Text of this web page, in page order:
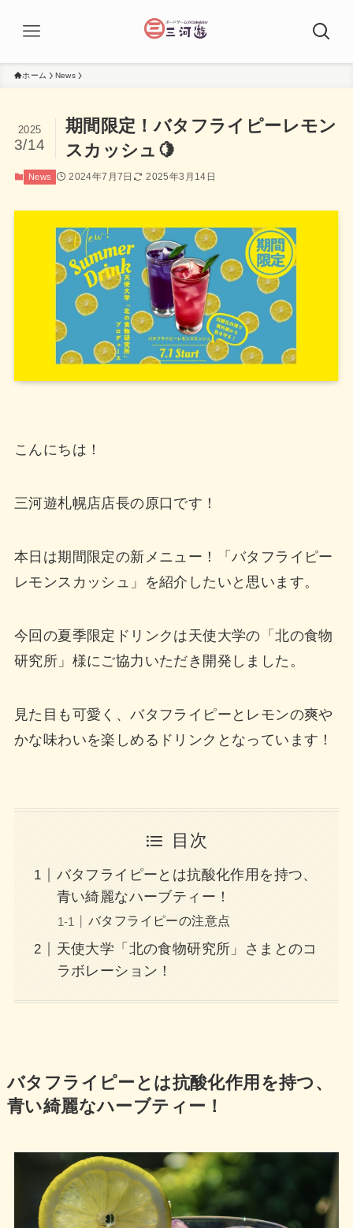
ホーム News
期間限定！バタフライピーレモン
スカッシュ🍋
2025
3/14
News 2024年7月7日 2025年3月14日
こんにちは！
三河遊札幌店店長の原口です！
本日は期間限定の新メニュー！「バタフライピー
レモンスカッシュ」を紹介したいと思います。
今回の夏季限定ドリンクは天使大学の「北の食物
研究所」様にご協力いただき開発しました。
見た目も可愛く、バタフライピーとレモンの爽や
かな味わいを楽しめるドリンクとなっています！
目次
バタフライピーとは抗酸化作用を持つ、
青い綺麗なハーブティー！
バタフライピーの注意点
天使大学「北の食物研究所」さまとのコ
ラボレーション！
バタフライピーとは抗酸化作用を持つ、
青い綺麗なハーブティー！